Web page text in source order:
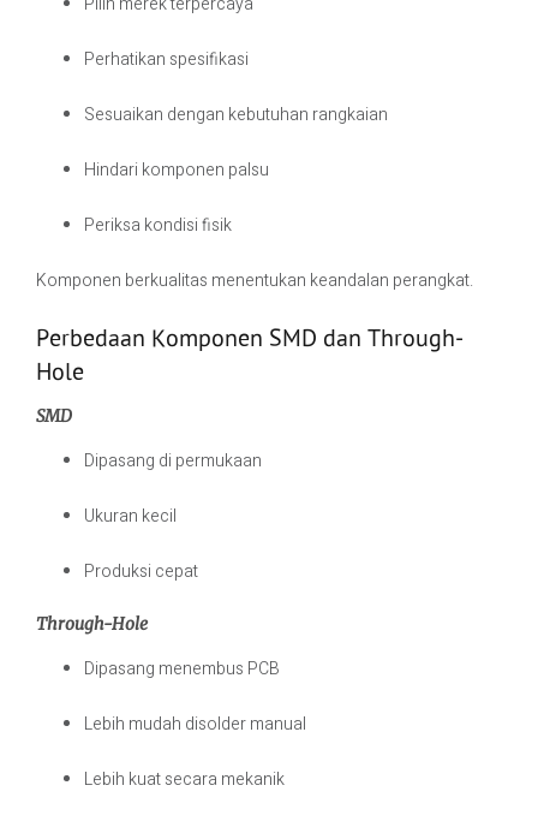
Perhatikan spesifikasi
Sesuaikan dengan kebutuhan rangkaian
Hindari komponen palsu
Periksa kondisi fisik
Komponen berkualitas menentukan keandalan perangkat.
Perbedaan Komponen SMD dan Through-
Hole
SMD
Dipasang di permukaan
Ukuran kecil
Produksi cepat
Through-Hole
Dipasang menembus PCB
Lebih mudah disolder manual
Lebih kuat secara mekanik